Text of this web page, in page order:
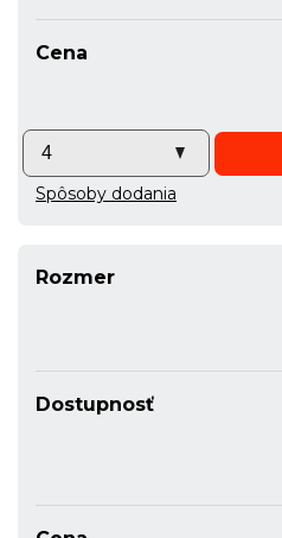
Cena
Spôsoby dodania
Rozmer
Dostupnosť